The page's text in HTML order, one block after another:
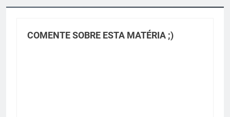
COMENTE SOBRE ESTA MATÉRIA ;)